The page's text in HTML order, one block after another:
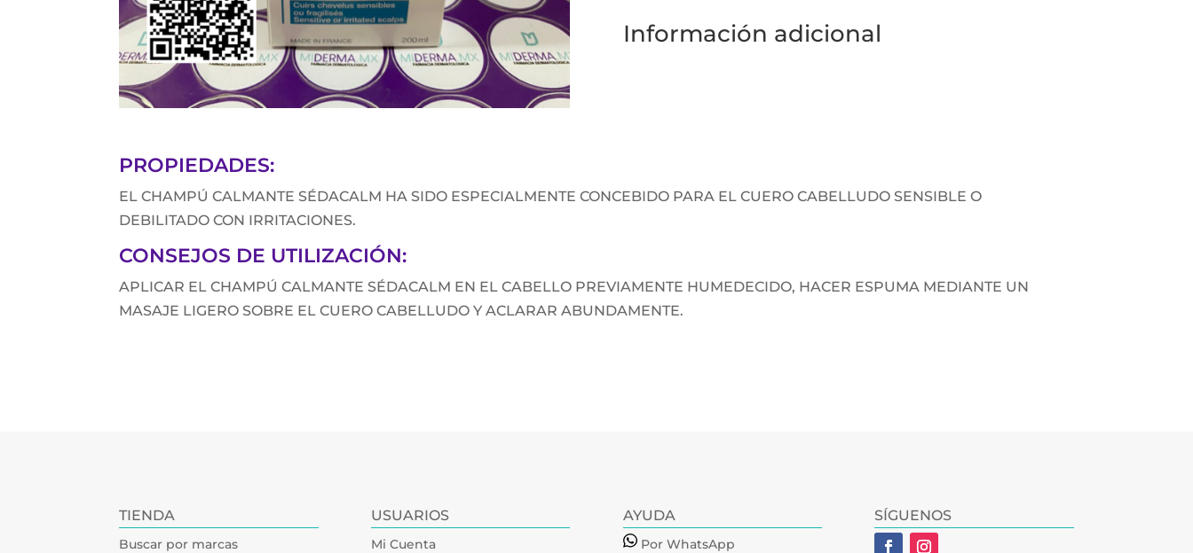
Información adicional
PROPIEDADES:
EL CHAMPÚ CALMANTE SÉDACALM HA SIDO ESPECIALMENTE CONCEBIDO PARA EL CUERO CABELLUDO SENSIBLE O
DEBILITADO CON IRRITACIONES.
CONSEJOS DE UTILIZACIÓN:
APLICAR EL CHAMPÚ CALMANTE SÉDACALM EN EL CABELLO PREVIAMENTE HUMEDECIDO, HACER ESPUMA MEDIANTE UN
MASAJE LIGERO SOBRE EL CUERO CABELLUDO Y ACLARAR ABUNDAMENTE.
TIENDA
Buscar por marcas
USUARIOS
Mi Cuenta
AYUDA
Por WhatsApp
SÍGUENOS